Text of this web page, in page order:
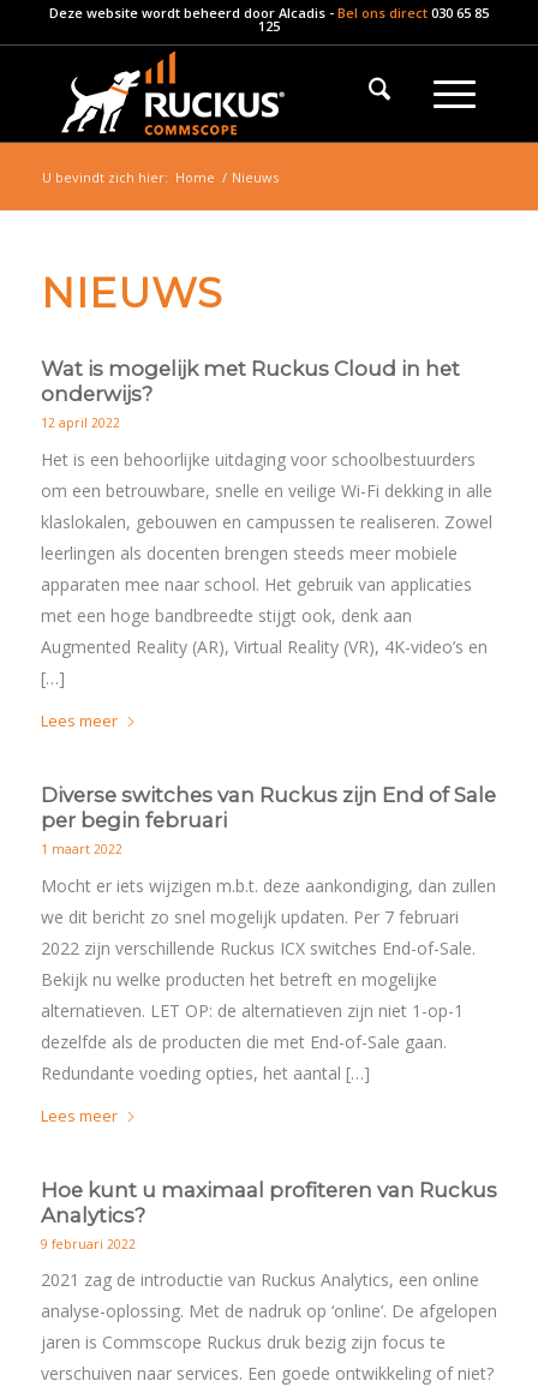
Deze website wordt beheerd door Alcadis- Bel ons direct 030 65 85
125
U bevindt zich hier: Home / Nieuws
NIEUWS
Wat is mogelijk met Ruckus Cloud in het
onderwijs?
12 april 2022
Het is een behoorlijke uitdaging voor schoolbestuurders
om een betrouwbare, snelle en veilige Wi-Fi dekking in alle
klaslokalen, gebouwen en campussen te realiseren. Zowel
leerlingen als docenten brengen steeds meer mobiele
apparaten mee naar school. Het gebruik van applicaties
met een hoge bandbreedte stijgt ook, denk aan
Augmented Reality (AR), Virtual Reality (VR), 4K-video’s en
[…]
Lees meer
Diverse switches van Ruckus zijn End of Sale
per begin februari
1 maart 2022
Mocht er iets wijzigen m.b.t. deze aankondiging, dan zullen
we dit bericht zo snel mogelijk updaten. Per 7 februari
2022 zijn verschillende Ruckus ICX switches End-of-Sale.
Bekijk nu welke producten het betreft en mogelijke
alternatieven. LET OP: de alternatieven zijn niet 1-op-1
dezelfde als de producten die met End-of-Sale gaan.
Redundante voeding opties, het aantal […]
Lees meer
Hoe kunt u maximaal profiteren van Ruckus
Analytics?
9 februari 2022
2021 zag de introductie van Ruckus Analytics, een online
analyse-oplossing. Met de nadruk op ‘online’. De afgelopen
jaren is Commscope Ruckus druk bezig zijn focus te
verschuiven naar services. Een goede ontwikkeling of niet?